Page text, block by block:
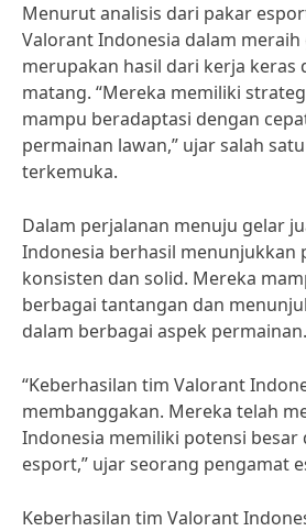
Menurut analisis dari pakar
Valorant Indonesia dalam meraih
merupakan hasil dari kerja keras
matang. “Mereka memiliki
mampu beradaptasi dengan
permainan lawan,” ujar salah
terkemuka.
Dalam perjalanan menuju gelar
Indonesia berhasil menunjukkan
konsisten dan solid. Mereka
berbagai tantangan dan
dalam berbagai aspek permainan.
“Keberhasilan tim Valorant
membanggakan. Mereka telah
Indonesia memiliki potensi besar
esport,” ujar seorang pengamat
Keberhasilan tim Valorant